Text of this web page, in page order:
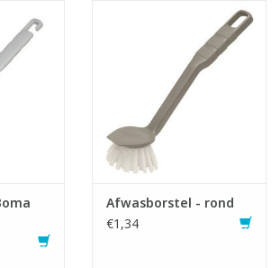
Afwasborstel - rond
€1,34